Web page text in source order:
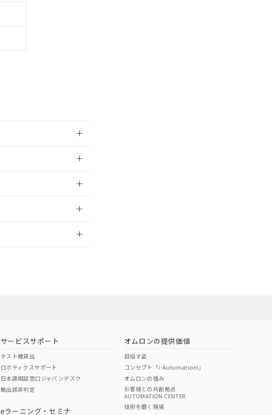
サービスサポート
テスト機貸出
ロボティクスサポート
日本語相談窓口ジャパンデスク
輸出該非判定
eラーニング・セミナ
オムロンの提供価値
目指す姿
コンセプト「i-Automation!」
オムロンの強み
お客様との共創拠点
AUTOMATION CENTER
技術を磨く現場